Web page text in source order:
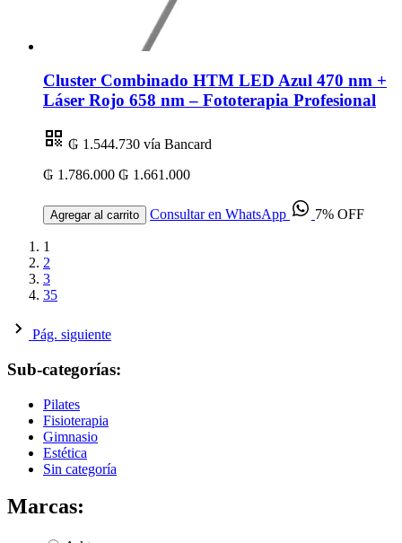
Cluster Combinado HTM LED Azul 470 nm +
Láser Rojo 658 nm – Fototerapia Profesional
₲ 1.544.730 vía Bancard
₲ 1.786.000 ₲ 1.661.000
Agregar al carrito Consultar en WhatsApp 7% OFF
1
2
3
35
Pág. siguiente
Sub-categorías:
Pilates
Fisioterapia
Gimnasio
Estética
Sin categoría
Marcas: